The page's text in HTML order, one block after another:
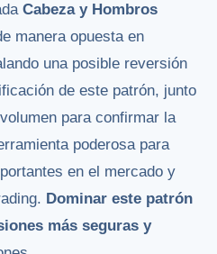
Cabeza y Hombros
manera opuesta en
una posible reversión
de este patrón, junto
para confirmar la
poderosa para
en el mercado y
Dominar este patrón
más seguras y